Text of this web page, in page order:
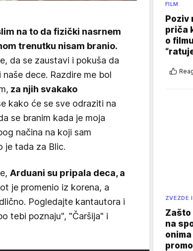
na to da fizički nasrnem
trenutku nisam branio.
da se zaustavi i pokuša da
dece. Razdire me bol
za njih svakako
kako će se sve odraziti na
se branim kada je moja
načina na koji sam
je tada za Blic.
Arduani su pripala deca, a
je promenio iz korena, a
Pogledajte kantautora i
tebi poznaju", "Čaršija" i
FILM
Poziv
priča
o
ZVEZDE
Zašto
na